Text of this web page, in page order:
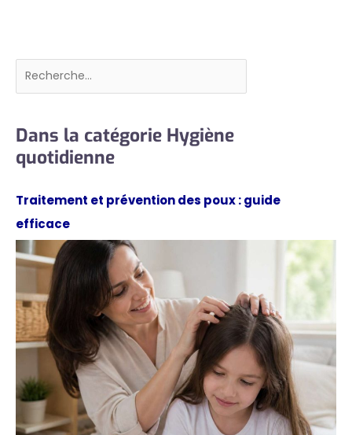
Rechercher
Dans la catégorie Hygiène
quotidienne
Traitement et prévention des poux : guide
efficace